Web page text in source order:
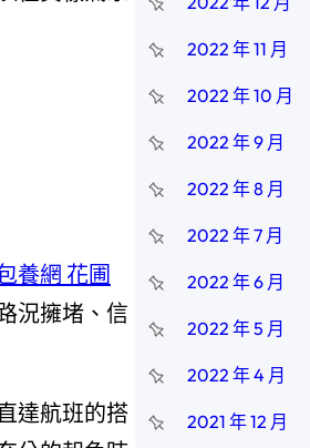
養網 花圃
況擁堵、信
達航班的搭
2022 年 11 月
2022 年 10 月
2022 年 9 月
2022 年 8 月
2022 年 7 月
2022 年 6 月
2022 年 5 月
2022 年 4 月
2021 年 12 月